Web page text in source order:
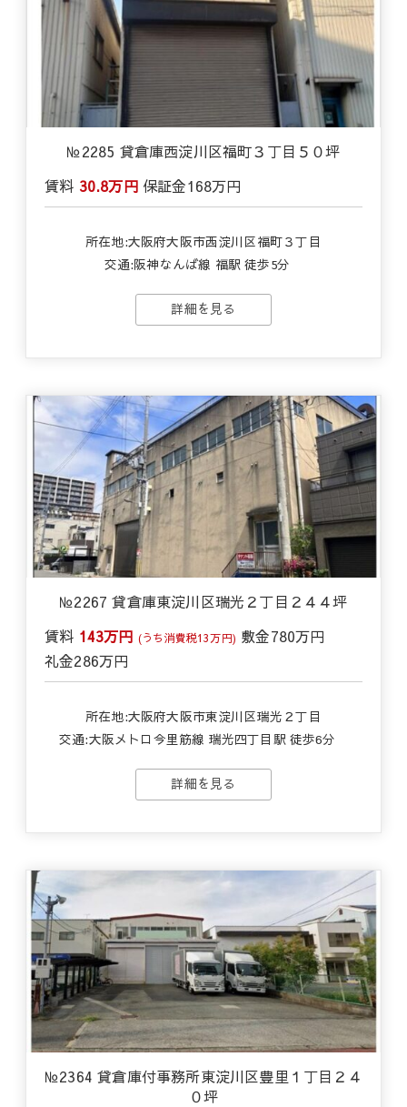
№2285 貸倉庫西淀川区福町３丁目５０坪
賃料 30.8万円 保証金168万円
所在地:大阪府大阪市西淀川区福町３丁目
交通:阪神なんば線 福駅 徒歩5分
詳細を見る
№2267 貸倉庫東淀川区瑞光２丁目２４４坪
賃料 143万円 (うち消費税13万円) 敷金780万円
礼金286万円
所在地:大阪府大阪市東淀川区瑞光２丁目
交通:大阪メトロ今里筋線 瑞光四丁目駅 徒歩6分
詳細を見る
№2364 貸倉庫付事務所東淀川区豊里１丁目２４
０坪